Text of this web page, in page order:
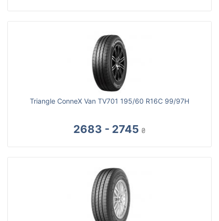
Triangle ConneX Van TV701 195/60 R16C 99/97H
2683 - 2745 ₴